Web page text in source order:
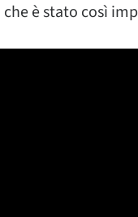
è stato così